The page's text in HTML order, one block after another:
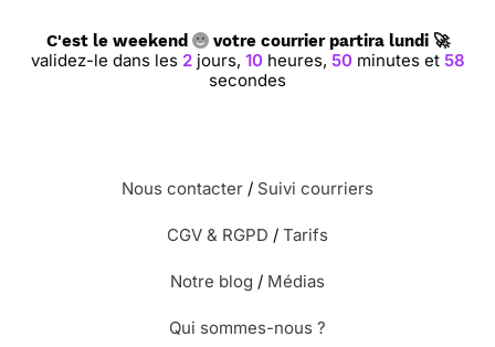
C'est le weekend votre courrier partira lundi 🚀
validez-le dans les 2 jours, 10 heures, 50 minutes et 57
secondes
Nous contacter / Suivi courriers
CGV & RGPD / Tarifs
Notre blog / Médias
Qui sommes-nous ?